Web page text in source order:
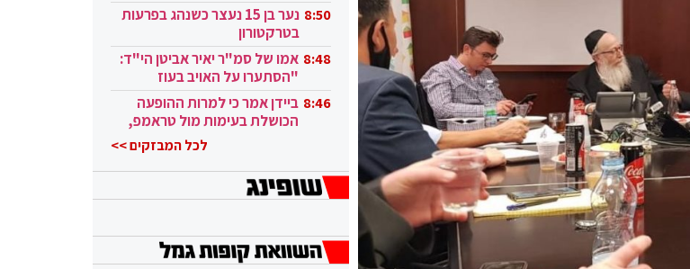
8:50
נער בן 15 נעצר כשנהג בפרעות
בטרקטורון
8:48 אמו של סמ"ר יאיר אביטן הי"ד:
"הסתערו על האויב בעוז
ובגבורה" 8:46 ביידן אמר כי למרות ההופעה
הכושלת בעימות מול טראמפ,
לכל המבזקים >>